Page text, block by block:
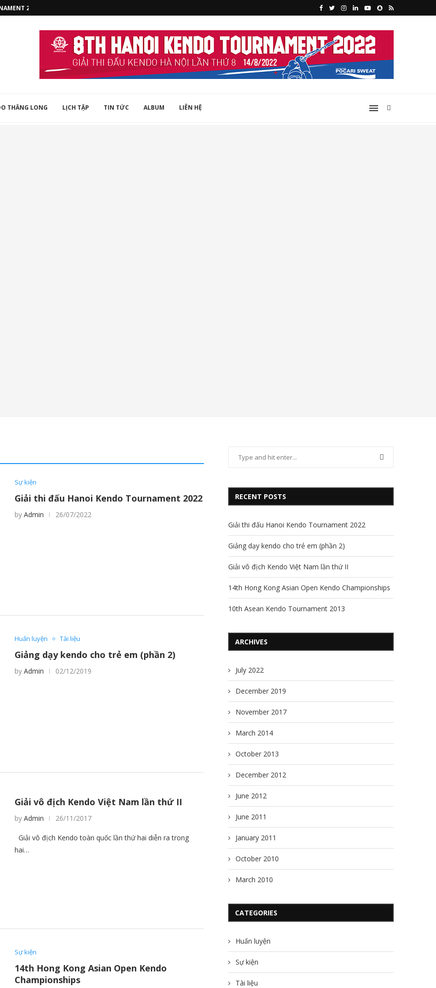
2022
THĂNG LONG LỊCH TẬP TIN TỨC ALBUM LIÊN HỆ
Sự kiện
Giải thi đấu Hanoi Kendo Tournament 2022
by Admin 26/07/2022
Huấn luyện Tài liệu
Giảng dạy kendo cho trẻ em (phần 2)
by Admin 02/12/2019
Giải vô địch Kendo Việt Nam lần thứ II
by Admin 26/11/2017
Giải vô địch Kendo toàn quốc lần thứ hai diễn ra trong
hai…
Sự kiện
14th Hong Kong Asian Open Kendo
Championships
RECENT POSTS
Giải thi đấu Hanoi Kendo Tournament 2022
Giảng dạy kendo cho trẻ em (phần 2)
Giải vô địch Kendo Việt Nam lần thứ II
14th Hong Kong Asian Open Kendo Championships
10th Asean Kendo Tournament 2013
ARCHIVES
July 2022
December 2019
November 2017
March 2014
October 2013
December 2012
June 2012
June 2011
January 2011
October 2010
March 2010
CATEGORIES
Huấn luyện
Sự kiện
Tài liệu